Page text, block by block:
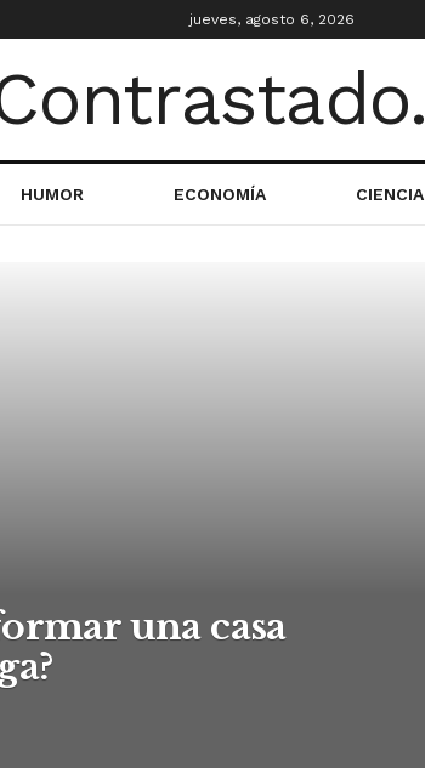
jueves, agosto 6, 2026
HUMOR ECONOMÍA CIENCIA
una casa